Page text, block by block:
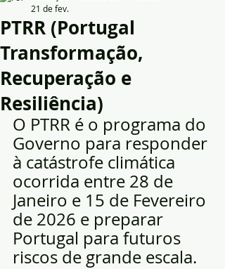
PTRR (Portugal
Transformação,
Recuperação e
Resiliência)
21 de fev.
O PTRR é o programa do
Governo para responder
à catástrofe climática
ocorrida entre 28 de
Janeiro e 15 de Fevereiro
de 2026 e preparar
Portugal para futuros
riscos de grande escala.